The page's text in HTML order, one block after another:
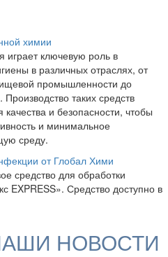
химии
ключевую роль в
в различных отраслях, от
промышленности до
таких средств
качества и безопасности, чтобы
и минимальное
среду.
от Глобал Хими
средство для обработки
EXPRESS». Средство доступно в
НОВОСТИ